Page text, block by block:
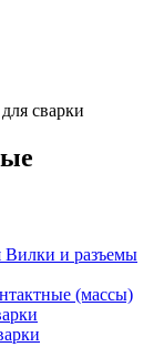
сварки
Вилки и разъемы
(массы)